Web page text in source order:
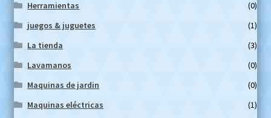
Herramientas
(0)
juegos & juguetes
(1)
La tienda
(3)
Lavamanos
(0)
Maquinas de jardin
(0)
Maquinas eléctricas
(1)